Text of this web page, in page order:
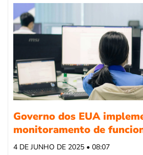
Governo dos EUA
monitoramento de
4 DE JUNHO DE 2025 • 08:07